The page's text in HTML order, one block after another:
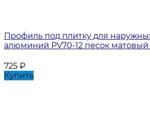
Профиль под плитку для
алюминий PV70-12 песок матовый
725 ₽
Купить